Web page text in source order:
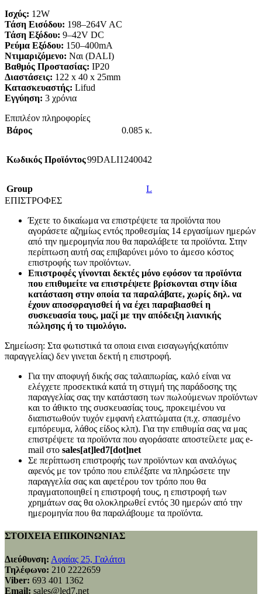
Ισχύς: 12W
Τάση Εισόδου: 198–264V AC
Τάση Εξόδου: 9–42V DC
Ρεύμα Εξόδου: 150–400mA
Ντιμαριζόμενο: Ναι (DALI)
Βαθμός Προστασίας: IP20
Διαστάσεις: 122 x 40 x 25mm
Κατασκευαστής: Lifud
Εγγύηση: 3 χρόνια
Επιπλέον πληροφορίες
Βάρος
0.085 κ.
Κωδικός Προϊόντος99DALI1240042
Group
L
ΕΠΙΣΤΡΟΦΕΣ
Έχετε το δικαίωμα να επιστρέψετε τα προϊόντα που
αγοράσετε αζημίως εντός προθεσμίας 14 εργασίμων ημερών
από την ημερομηνία που θα παραλάβετε τα προϊόντα. Στην
περίπτωση αυτή σας επιβαρύνει μόνο το άμεσο κόστος
επιστροφής των προϊόντων.
Επιστροφές γίνονται δεκτές μόνο εφόσον τα προϊόντα
που επιθυμείτε να επιστρέψετε βρίσκονται στην ίδια
κατάσταση στην οποία τα παραλάβατε, χωρίς δηλ. να
έχουν αποσφραγισθεί ή να έχει παραβιασθεί η
συσκευασία τους, μαζί με την απόδειξη λιανικής
πώλησης ή το τιμολόγιο.
Σημείωση: Στα φωτιστικά τα οποια ειναι εισαγωγής(κατόπιν
παραγγελίας) δεν γινεται δεκτή η επιστροφή.
Για την αποφυγή δικής σας ταλαιπωρίας, καλό είναι να
ελέγχετε προσεκτικά κατά τη στιγμή της παράδοσης της
παραγγελίας σας την κατάσταση των πωλούμενων προϊόντων
και το άθικτο της συσκευασίας τους, προκειμένου να
διαπιστωθούν τυχόν εμφανή ελαττώματα (π.χ. σπασμένο
εμπόρευμα, λάθος είδος κλπ). Για την επιθυμία σας να μας
επιστρέψετε τα προϊόντα που αγοράσατε αποστείλετε μας e-
mail στο sales[at]led7[dot]net
Σε περίπτωση επιστροφής των προϊόντων και αναλόγως
αφενός με τον τρόπο που επιλέξατε να πληρώσετε την
παραγγελία σας και αφετέρου τον τρόπο που θα
πραγματοποιηθεί η επιστροφή τους, η επιστροφή των
χρημάτων σας θα ολοκληρωθεί εντός 30 ημερών από την
ημερομηνία που θα παραλάβουμε τα προϊόντα.
ΣΤΟΙΧΕΙΑ ΕΠΙΚΟΙΝΩΝΙΑΣ
Διεύθυνση: Αφαίας 25, Γαλάτσι
Τηλέφωνο: 210 2222659
Viber: 693 401 1362
Email: sales@led7.net